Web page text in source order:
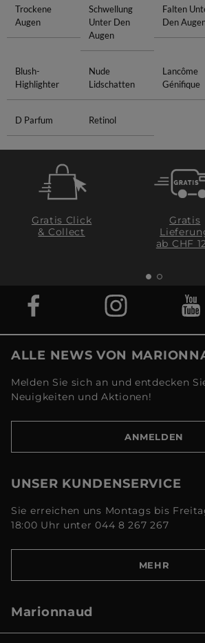
Trockene
Augen
Schwellung
Unter Den
Augen
Falten
Den
Blush-
Highlighter
Nude
Lidschatten
Lancôme
Génifique
D Parfum Retinol
Gratis Click
& Collect
Gratis
ab CHF
ALLE NEWS VON
Melden Sie sich an und entdecken
Neuigkeiten und Aktionen!
ANMELDEN
UNSER KUNDENSERVICE
Sie erreichen uns Montags bis
18:00 Uhr unter 044 8 267 267
MEHR
Marionnaud